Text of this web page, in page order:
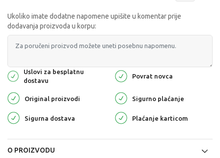
Ukoliko imate dodatne napomene upišite u komentar prije
dodavanja proizvoda u korpu:
Uslovi za besplatnu
dostavu
Povrat novca
Original proizvodi Sigurno plaćanje
Sigurna dostava Plaćanje karticom
O PROIZVODU